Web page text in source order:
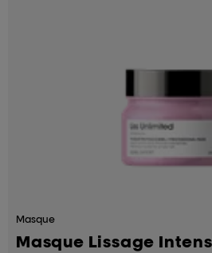
Masque
Masque Lissage